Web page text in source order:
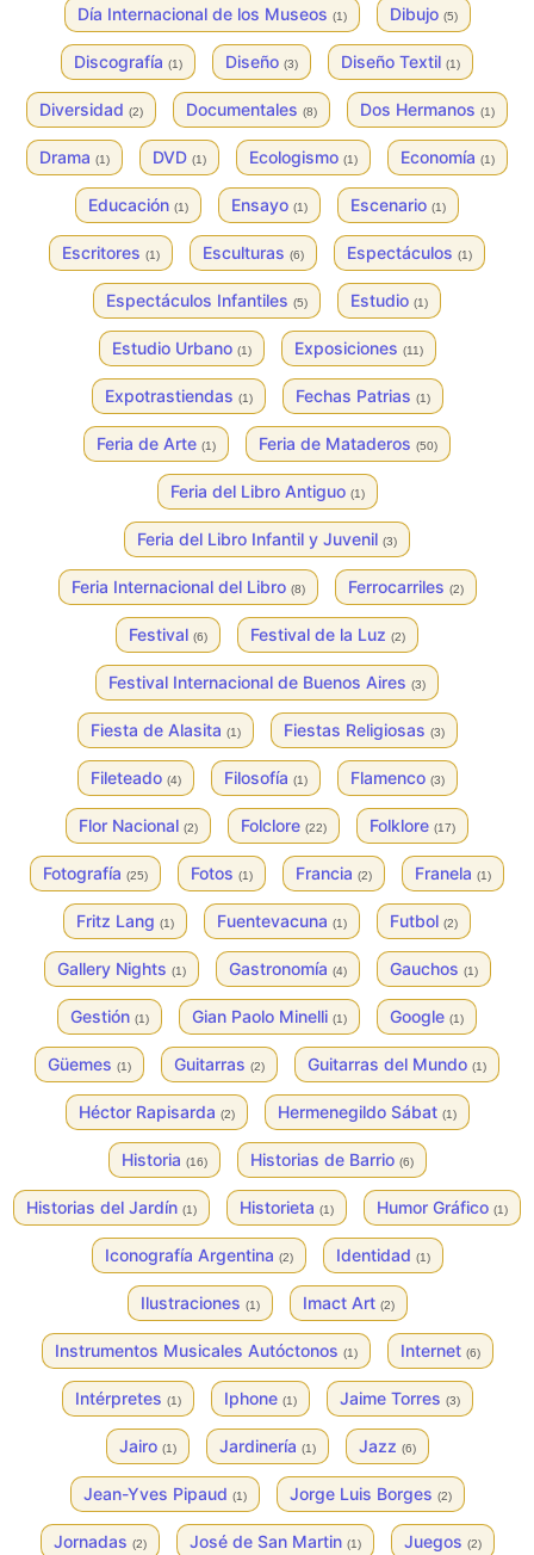
Día Internacional de los Museos (1) Dibujo (5)
Discografía (1) Diseño (3) Diseño Textil (1)
Diversidad (2) Documentales (8) Dos Hermanos (1)
Drama (1) DVD (1) Ecologismo (1) Economía (1)
Educación (1) Ensayo (1) Escenario (1)
Escritores (1) Esculturas (6) Espectáculos (1)
Espectáculos Infantiles (5) Estudio (1)
Estudio Urbano (1) Exposiciones (11)
Expotrastiendas (1) Fechas Patrias (1)
Feria de Arte (1) Feria de Mataderos (50)
Feria del Libro Antiguo (1)
Feria del Libro Infantil y Juvenil (3)
Feria Internacional del Libro (8) Ferrocarriles (2)
Festival (6) Festival de la Luz (2)
Festival Internacional de Buenos Aires (3)
Fiesta de Alasita (1) Fiestas Religiosas (3)
Fileteado (4) Filosofía (1) Flamenco (3)
Flor Nacional (2) Folclore (22) Folklore (17)
Fotografía (25) Fotos (1) Francia (2) Franela (1)
Fritz Lang (1) Fuentevacuna (1) Futbol (2)
Gallery Nights (1) Gastronomía (4) Gauchos (1)
Gestión (1) Gian Paolo Minelli (1) Google (1)
Güemes (1) Guitarras (2) Guitarras del Mundo (1)
Héctor Rapisarda (2) Hermenegildo Sábat (1)
Historia (16) Historias de Barrio (6)
Historias del Jardín (1) Historieta (1) Humor Gráfico (1)
Iconografía Argentina (2) Identidad (1)
Ilustraciones (1) Imact Art (2)
Instrumentos Musicales Autóctonos (1) Internet (6)
Intérpretes (1) Iphone (1) Jaime Torres (3)
Jairo (1) Jardinería (1) Jazz (6)
Jean-Yves Pipaud (1) Jorge Luis Borges (2)
Jornadas (2) José de San Martin (1) Juegos (2)